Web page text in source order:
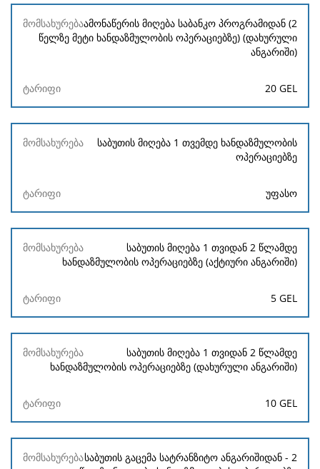
ამონაწერის მიღება საბანკო პროგრამიდან (2
წელზე მეტი ხანდაზმულობის ოპერაციებზე) (დახურული
ანგარიში)
20 GEL
საბუთის მიღება 1 თვემდე ხანდაზმულობის
ოპერაციებზე
უფასო
საბუთის მიღება 1 თვიდან 2 წლამდე
ხანდაზმულობის ოპერაციებზე (აქტიური ანგარიში)
5 GEL
საბუთის მიღება 1 თვიდან 2 წლამდე
ხანდაზმულობის ოპერაციებზე (დახურული ანგარიში)
10 GEL
საბუთის გაცემა სატრანზიტო ანგარიშიდან - 2